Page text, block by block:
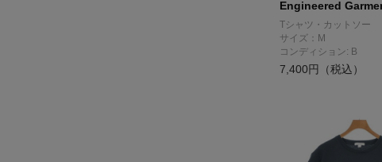
Engineered
Tシャツ・カットソー
サイズ：M
コンディション: B
7,400円（税込）